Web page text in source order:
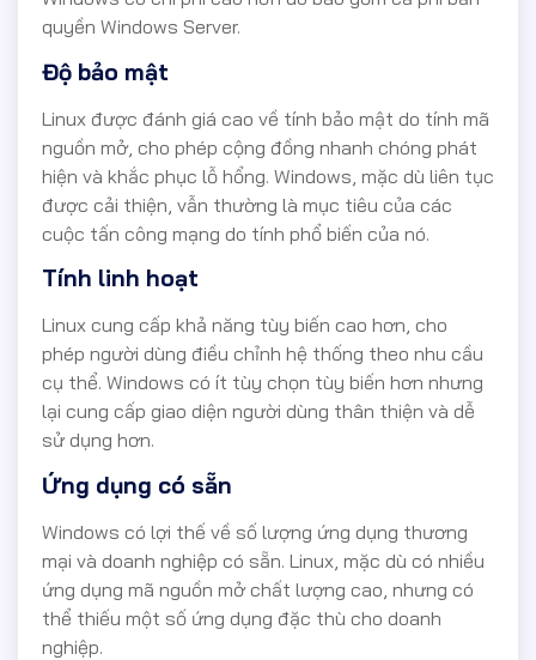
quyền Windows Server.
Độ bảo mật
Linux được đánh giá cao về tính bảo mật do tính mã
nguồn mở, cho phép cộng đồng nhanh chóng phát
hiện và khắc phục lỗ hổng. Windows, mặc dù liên tục
được cải thiện, vẫn thường là mục tiêu của các
cuộc tấn công mạng do tính phổ biến của nó.
Tính linh hoạt
Linux cung cấp khả năng tùy biến cao hơn, cho
phép người dùng điều chỉnh hệ thống theo nhu cầu
cụ thể. Windows có ít tùy chọn tùy biến hơn nhưng
lại cung cấp giao diện người dùng thân thiện và dễ
sử dụng hơn.
Ứng dụng có sẵn
Windows có lợi thế về số lượng ứng dụng thương
mại và doanh nghiệp có sẵn. Linux, mặc dù có nhiều
ứng dụng mã nguồn mở chất lượng cao, nhưng có
thể thiếu một số ứng dụng đặc thù cho doanh
nghiệp.